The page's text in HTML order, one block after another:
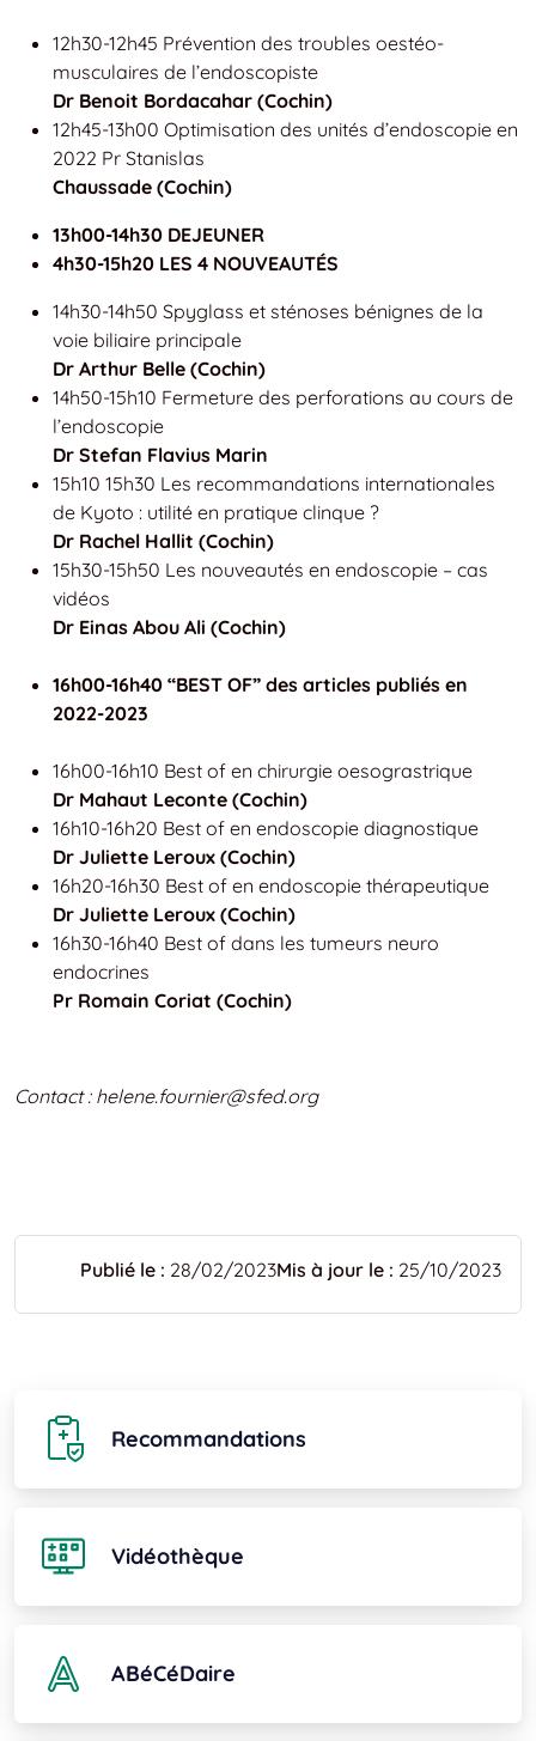
12h30-12h45 Prévention des troubles oestéo-
musculaires de l’endoscopiste
Dr Benoit Bordacahar (Cochin)
12h45-13h00 Optimisation des unités d’endoscopie en
2022 Pr Stanislas
Chaussade (Cochin)
13h00-14h30 DEJEUNER
4h30-15h20 LES 4 NOUVEAUTÉS
14h30-14h50 Spyglass et sténoses bénignes de la
voie biliaire principale
Dr Arthur Belle (Cochin)
14h50-15h10 Fermeture des perforations au cours de
l’endoscopie
Dr Stefan Flavius Marin
15h10 15h30 Les recommandations internationales
de Kyoto : utilité en pratique clinque ?
Dr Rachel Hallit (Cochin)
15h30-15h50 Les nouveautés en endoscopie – cas
vidéos
Dr Einas Abou Ali (Cochin)
16h00-16h40 “BEST OF” des articles publiés en
2022-2023
16h00-16h10 Best of en chirurgie oesograstrique
Dr Mahaut Leconte (Cochin)
16h10-16h20 Best of en endoscopie diagnostique
Dr Juliette Leroux (Cochin)
16h20-16h30 Best of en endoscopie thérapeutique
Dr Juliette Leroux (Cochin)
16h30-16h40 Best of dans les tumeurs neuro
endocrines
Pr Romain Coriat (Cochin)
Contact : helene.fournier@sfed.org
Publié le : 28/02/2023Mis à jour le : 25/10/2023
Recommandations
Vidéothèque
ABéCéDaire